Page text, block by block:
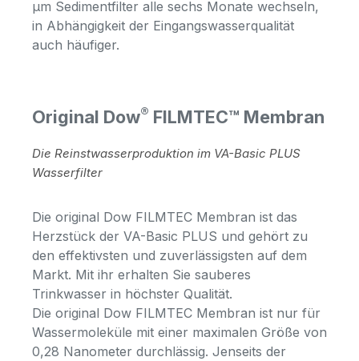
µm Sedimentfilter alle sechs Monate wechseln,
in Abhängigkeit der Eingangswasserqualität
auch häufiger.
Original Dow® FILMTEC™ Membran
Die Reinstwasserproduktion im VA-Basic PLUS
Wasserfilter
Die original Dow FILMTEC Membran ist das
Herzstück der VA-Basic PLUS und gehört zu
den effektivsten und zuverlässigsten auf dem
Markt. Mit ihr erhalten Sie sauberes
Trinkwasser in höchster Qualität.
Die original Dow FILMTEC Membran ist nur für
Wassermoleküle mit einer maximalen Größe von
0,28 Nanometer durchlässig. Jenseits der